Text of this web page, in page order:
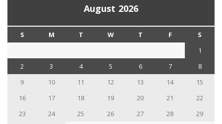
August 2026
S M T W T F
S
1
2
3 4 5 6 7
8
9
10 11 12 13 14
15
16
17 18 19 20 21
22
23
24 25 26 27 28 29